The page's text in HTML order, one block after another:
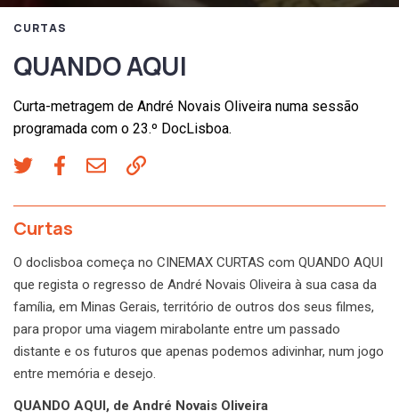
CURTAS
QUANDO AQUI
Curta-metragem de André Novais Oliveira numa sessão
programada com o 23.º DocLisboa.
Curtas
O doclisboa começa no CINEMAX CURTAS com QUANDO AQUI
que regista o regresso de André Novais Oliveira à sua casa da
família, em Minas Gerais, território de outros dos seus filmes,
para propor uma viagem mirabolante entre um passado
distante e os futuros que apenas podemos adivinhar, num jogo
entre memória e desejo.
QUANDO AQUI, de André Novais Oliveira